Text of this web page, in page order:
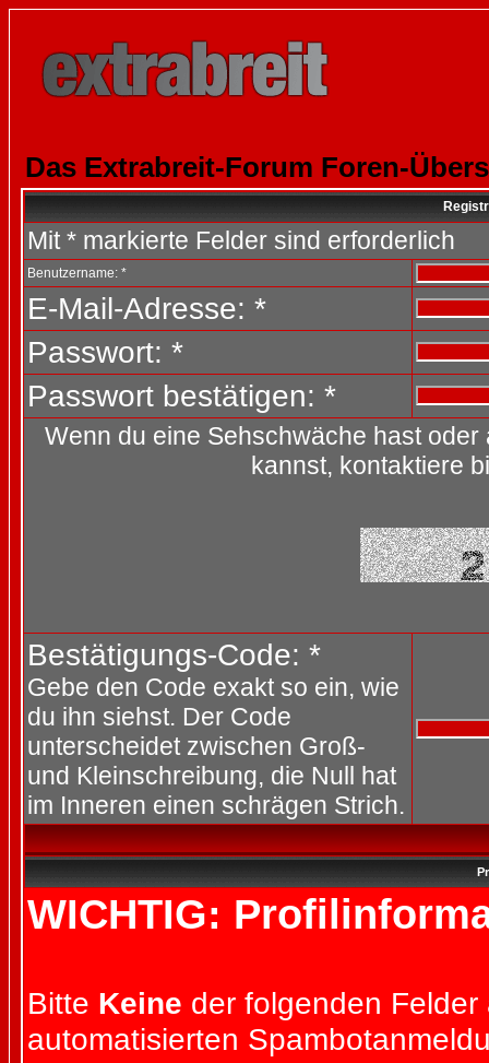
Das Extrabreit-Forum Foren-
Mit * markierte Felder sind erforderlich
Benutzername: *
E-Mail-Adresse: *
Passwort: *
Passwort bestätigen: *
Wenn du eine Sehschwäche hast
kannst, kontaktiere
Bestätigungs-Code: *
Gebe den Code exakt so ein, wie
du ihn siehst. Der Code
unterscheidet zwischen Groß-
und Kleinschreibung, die Null hat
im Inneren einen schrägen Strich.
WICHTIG:
Bitte Keine der folgenden
automatisierten